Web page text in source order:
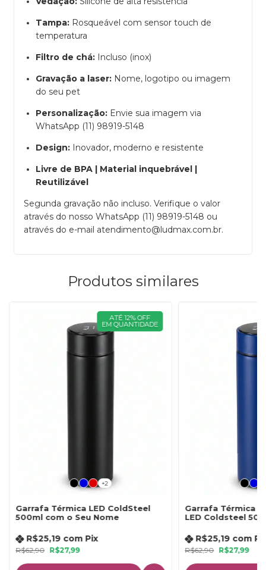
Tampa: Rosqueável com sensor touch de
temperatura
Filtro de chá: Incluso (inox)
Gravação a laser: Nome, logotipo ou imagem
do seu pet
Personalização: Envie sua imagem via
WhatsApp (11) 98919-5148
Design: Inovador, moderno e resistente
Livre de BPA | Material inquebrável |
Reutilizável
Segunda gravação não incluso. Verifique o valor
através do nosso WhatsApp (11) 98919-5148 ou
através do e-mail atendimento@ludmax.com.br.
Produtos similares
ATÉ 12% OFF
EM QUANTIDADE
+2
Garrafa Térmica LED ColdSteel
500ml com o Seu Nome
R$62,90 R$27,99
R$25,19 com Pix
Garrafa Térmica
LED Coldsteel
R$62,90 R$27,99
R$25,19 com